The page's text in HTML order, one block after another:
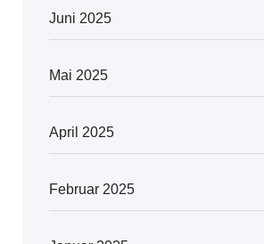
Juni 2025
Mai 2025
April 2025
Februar 2025